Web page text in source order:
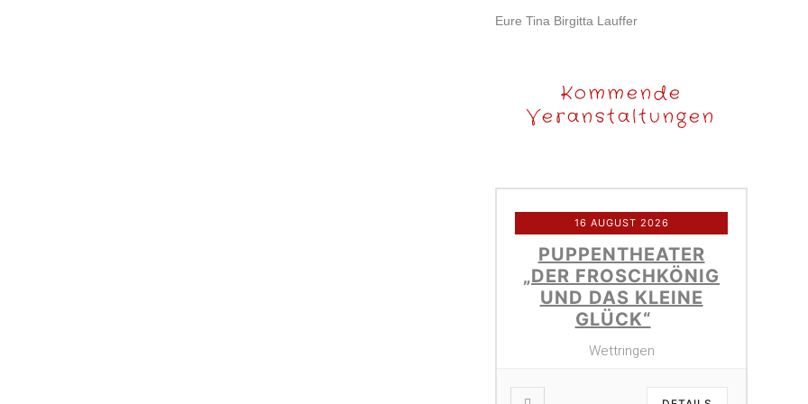
Eure Tina Birgitta Lauffer
Kommende
Veranstaltungen
16 AUGUST 2026
PUPPENTHEATER
„DER FROSCHKÖNIG
UND DAS KLEINE
GLÜCK“
Wettringen